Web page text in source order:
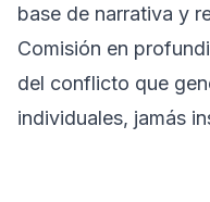
base de narrativa y
Comisión en
del conflicto que
individuales, jamás